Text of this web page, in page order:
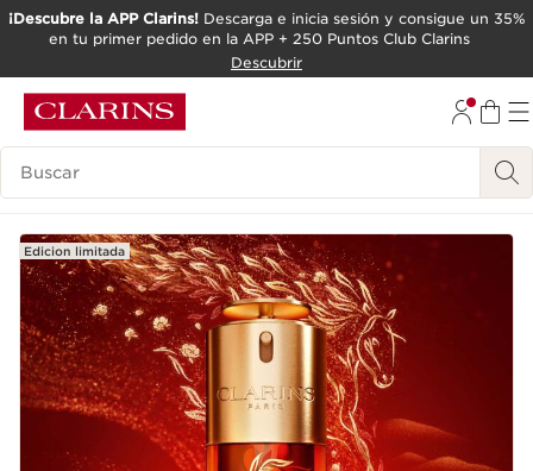
IR AL CONTENIDO
¡Descubre la APP Clarins!Descarga e inicia sesión y consigue un 35%
en tu primer pedido en la APP + 250 Puntos Club Clarins
Descubrir
Leyenda
Edicion limitada